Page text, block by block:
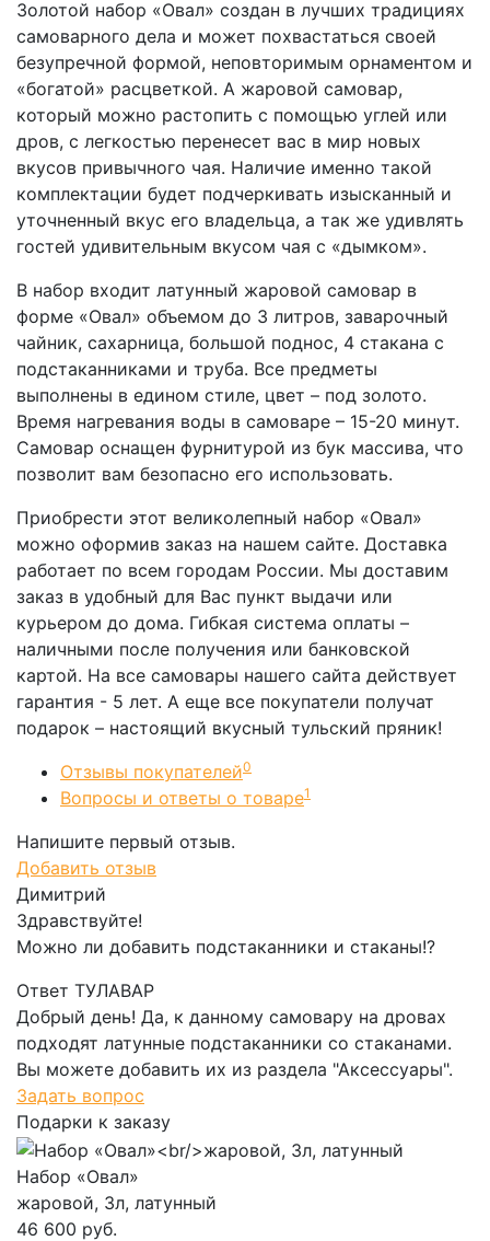
Золотой набор «Овал» создан в лучших традициях
самоварного дела и может похвастаться своей
безупречной формой, неповторимым орнаментом и
«богатой» расцветкой. А жаровой самовар,
который можно растопить с помощью углей или
дров, с легкостью перенесет вас в мир новых
вкусов привычного чая. Наличие именно такой
комплектации будет подчеркивать изысканный и
уточненный вкус его владельца, а так же удивлять
гостей удивительным вкусом чая с «дымком».
В набор входит латунный жаровой самовар в
форме «Овал» объемом до 3 литров, заварочный
чайник, сахарница, большой поднос, 4 стакана с
подстаканниками и труба. Все предметы
выполнены в едином стиле, цвет – под золото.
Время нагревания воды в самоваре – 15-20 минут.
Самовар оснащен фурнитурой из бук массива, что
позволит вам безопасно его использовать.
Приобрести этот великолепный набор «Овал»
можно оформив заказ на нашем сайте. Доставка
работает по всем городам России. Мы доставим
заказ в удобный для Вас пункт выдачи или
курьером до дома. Гибкая система оплаты –
наличными после получения или банковской
картой. На все самовары нашего сайта действует
гарантия - 5 лет. А еще все покупатели получат
подарок – настоящий вкусный тульский пряник!
Отзывы покупателей0
Вопросы и ответы о товаре1
Напишите первый отзыв.
Добавить отзыв
Димитрий
Здравствуйте!
Можно ли добавить подстаканники и стаканы!?
Ответ ТУЛАВАР
Добрый день! Да, к данному самовару на дровах
подходят латунные подстаканники со стаканами.
Вы можете добавить их из раздела "Аксессуары".
Задать вопрос
Подарки к заказу
Набор «Овал»
жаровой, 3л, латунный
46 600 руб.